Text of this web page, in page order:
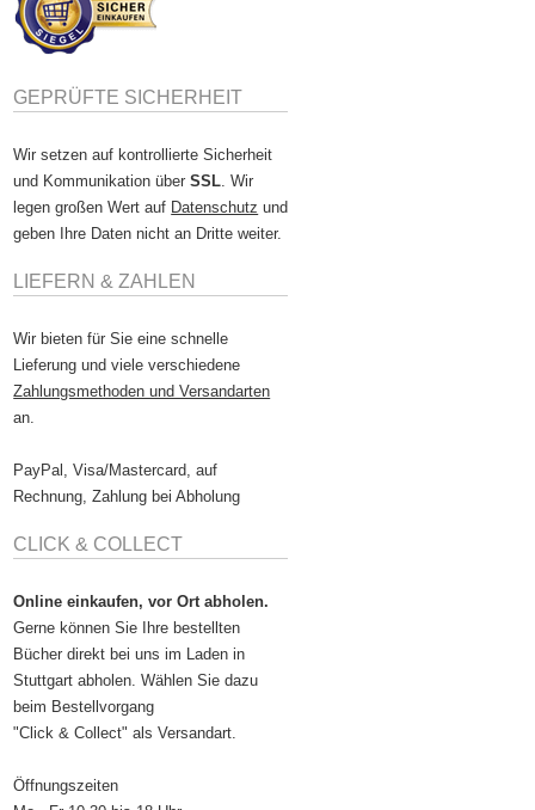
GEPRÜFTE SICHERHEIT
Wir setzen auf kontrollierte Sicherheit
und Kommunikation überSSL . Wir
legen großen Wert auf Datenschutz und
geben Ihre Daten nicht an Dritte weiter.
LIEFERN & ZAHLEN
Wir bieten für Sie eine schnelle
Lieferung und viele verschiedene
Zahlungsmethoden und Versandarten
an.
PayPal, Visa/Mastercard, auf
Rechnung, Zahlung bei Abholung
CLICK & COLLECT
Online einkaufen, vor Ort abholen.
Gerne können Sie Ihre bestellten
Bücher direkt bei uns im Laden in
Stuttgart abholen. Wählen Sie dazu
beim Bestellvorgang
"Click & Collect" als Versandart.
Öffnungszeiten